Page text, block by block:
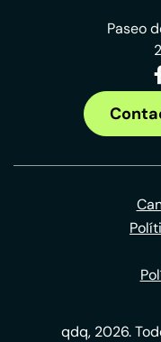
Paseo
qdq, 2026.